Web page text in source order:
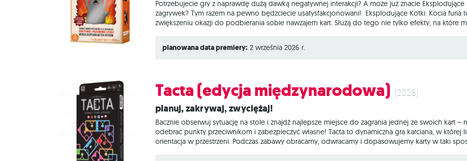
Potrzebujecie gry z naprawdę dużą dawką negatywnej interakcji? A może już znacie
zagrywek? Tym razem na pewno będzciecie usatysfakcjonowani! Eksplodujące Kotki: Kocia furia
zwiększeniu okazji do podbierania sobie nawzajem kart. Służą do tego nie tylko efekty, na które
planowana data premiery: 2 września 2026 r.
Tacta (edycja międzynarodowa) (2026)
Planuj, zakrywaj, zwyciężaj!
Bacznie obserwuj sytuację na stole i znajdź najlepsze miejsce do zagrania jednej ze swoich kart
odebrać punkty przeciwnikom i zabezpieczyć własne! Tacta to dynamiczna gra karciana, w której
orientacja w przestrzeni. Podczas zabawy obracamy, odwracamy i dopasowujemy karty w taki